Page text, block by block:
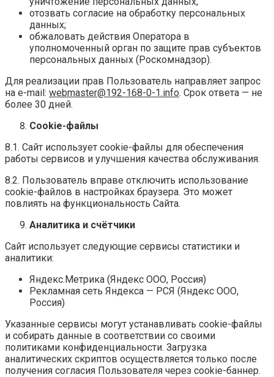
отозвать согласие на обработку персональных
данных;
обжаловать действия Оператора в
уполномоченный орган по защите прав субъектов
персональных данных (Роскомнадзор).
Для реализации прав Пользователь направляет запрос
на e-mail: webmaster@192-168-0-1.info. Срок ответа — не
более 30 дней.
Cookie-файлы
8.1. Сайт использует cookie-файлы для обеспечения
работы сервисов и улучшения качества обслуживания.
8.2. Пользователь вправе отключить использование
cookie-файлов в настройках браузера. Это может
повлиять на функциональность Сайта.
Аналитика и счётчики
Сайт использует следующие сервисы статистики и
аналитики:
Яндекс.Метрика (Яндекс ООО, Россия)
Рекламная сеть Яндекса — РСЯ (Яндекс ООО,
Россия)
Указанные сервисы могут устанавливать cookie-файлы
и собирать данные в соответствии со своими
политиками конфиденциальности. Загрузка
аналитических скриптов осуществляется только после
получения согласия Пользователя через cookie-баннер.